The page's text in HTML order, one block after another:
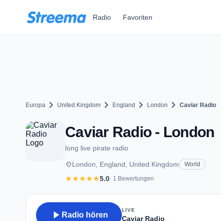
Radio Favoriten
Europa chevron_right United Kingdom chevron_right England chevron_right London chevron_right Caviar Radio
Caviar Radio - London
long live pirate radio
placeLondon, England, United Kingdom World
starstarstarstarstar5.0· 1 Bewertungen
play_arrow Radio hören
LIVE
Caviar Radio